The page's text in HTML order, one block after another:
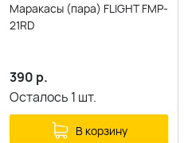
Маракасы (пара) FLIGHT FMP-
21RD
390 р.
Осталось 1 шт.
В корзину